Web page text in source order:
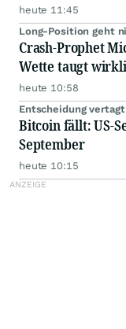
heute 11:45
Long-Position geht
Crash-Prophet
Wette taugt
heute 10:58
Entscheidung vertagt
Bitcoin fällt: US-
September
heute 10:15